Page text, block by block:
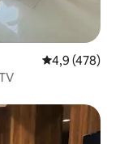
4,9 de uma
4,9 (478)